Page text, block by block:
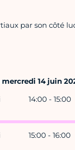
par son côté
14 juin
14:00 - 15:00
15:00 - 16:00